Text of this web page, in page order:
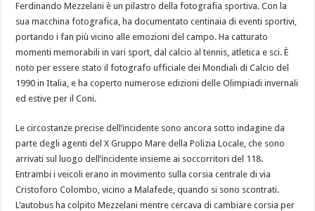
Ferdinando Mezzelani è un pilastro della fotografia sportiva. Con la
sua macchina fotografica, ha documentato centinaia di eventi sportivi,
portando i fan più vicino alle emozioni del campo. Ha catturato
momenti memorabili in vari sport, dal calcio al tennis, atletica e sci. È
noto per essere stato il fotografo ufficiale dei Mondiali di Calcio del
1990 in Italia, e ha coperto numerose edizioni delle Olimpiadi invernali
ed estive per il Coni.
Le circostanze precise dell’incidente sono ancora sotto indagine da
parte degli agenti del X Gruppo Mare della Polizia Locale, che sono
arrivati sul luogo dell’incidente insieme ai soccorritori del 118.
Entrambi i veicoli erano in movimento sulla corsia centrale di via
Cristoforo Colombo, vicino a Malafede, quando si sono scontrati.
L’autobus ha colpito Mezzelani mentre cercava di cambiare corsia per